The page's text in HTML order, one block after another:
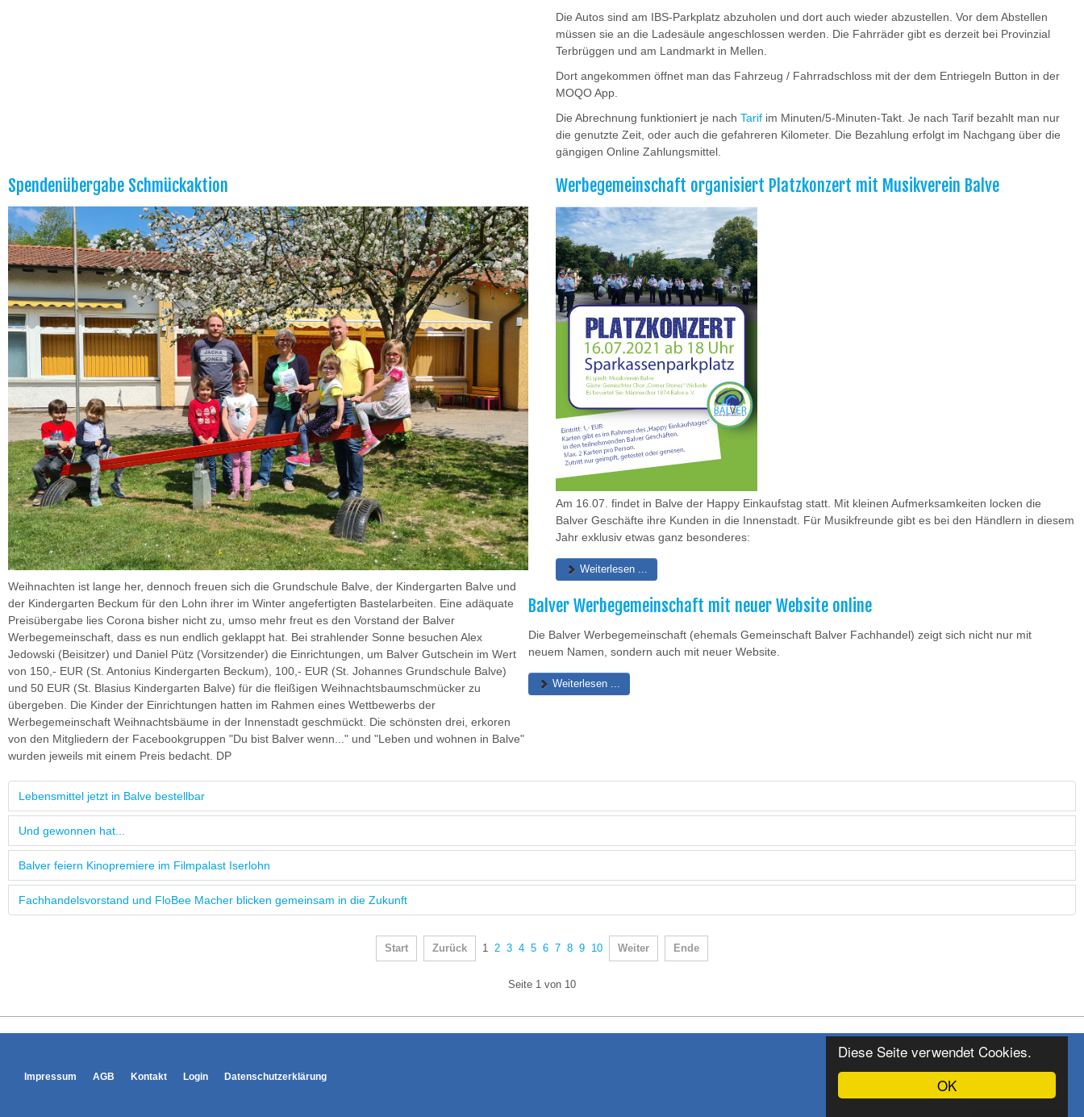
OK
Diese Seite verwendet Cookies.
Die Autos sind am IBS-Parkplatz abzuholen und dort auch wieder abzustellen. Vor dem Abstellen
müssen sie an die Ladesäule angeschlossen werden. Die Fahrräder gibt es derzeit bei Provinzial
Terbrüggen und am Landmarkt in Mellen.
Dort angekommen öffnet man das Fahrzeug / Fahrradschloss mit der dem Entriegeln Button in der
MOQO App.
Die Abrechnung funktioniert je nach Tarifim Minuten/5-Minuten-Takt. Je nach Tarif bezahlt man nur
die genutzte Zeit, oder auch die gefahreren Kilometer. Die Bezahlung erfolgt im Nachgang über die
gängigen Online Zahlungsmittel.
Spendenübergabe Schmückaktion
Weihnachten ist lange her, dennoch freuen sich die Grundschule Balve, der Kindergarten Balve und
der Kindergarten Beckum für den Lohn ihrer im Winter angefertigten Bastelarbeiten. Eine adäquate
Preisübergabe lies Corona bisher nicht zu, umso mehr freut es den Vorstand der Balver
Werbegemeinschaft, dass es nun endlich geklappt hat. Bei strahlender Sonne besuchen Alex
Jedowski (Beisitzer) und Daniel Pütz (Vorsitzender) die Einrichtungen, um Balver Gutschein im Wert
von 150,- EUR (St. Antonius Kindergarten Beckum), 100,- EUR (St. Johannes Grundschule Balve)
und 50 EUR (St. Blasius Kindergarten Balve) für die fleißigen Weihnachtsbaumschmücker zu
übergeben. Die Kinder der Einrichtungen hatten im Rahmen eines Wettbewerbs der
Werbegemeinschaft Weihnachtsbäume in der Innenstadt geschmückt. Die schönsten drei, erkoren
von den Mitgliedern der Facebookgruppen "Du bist Balver wenn..." und "Leben und wohnen in Balve"
wurden jeweils mit einem Preis bedacht. DP
Werbegemeinschaft organisiert Platzkonzert mit Musikverein Balve
Am 16.07. findet in Balve der Happy Einkaufstag statt. Mit kleinen Aufmerksamkeiten locken die
Balver Geschäfte ihre Kunden in die Innenstadt. Für Musikfreunde gibt es bei den Händlern in diesem
Jahr exklusiv etwas ganz besonderes:
Weiterlesen ...
Balver Werbegemeinschaft mit neuer Website online
Die Balver Werbegemeinschaft (ehemals Gemeinschaft Balver Fachhandel) zeigt sich nicht nur mit
neuem Namen, sondern auch mit neuer Website.
Weiterlesen ...
Lebensmittel jetzt in Balve bestellbar
Und gewonnen hat...
Balver feiern Kinopremiere im Filmpalast Iserlohn
Fachhandelsvorstand und FloBee Macher blicken gemeinsam in die Zukunft
Start Zurück 1 2 3 4 5 6 7 8 9 10 Weiter Ende
Seite 1 von 10
Impressum AGB Kontakt Login Datenschutzerklärung